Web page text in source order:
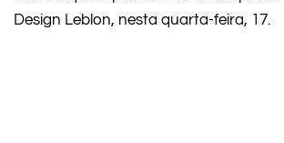
Design Leblon, nesta quarta-feira, 17.